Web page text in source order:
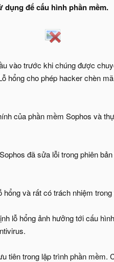
để cấu hình phần mềm.
vào trước khi chúng được
hổng cho phép hacker chèn
của phần mềm Sophos và
đã sửa lỗi trong phiên
và rất có trách nhiệm
lỗ hổng ảnh hưởng tới cấu
tiên trong lập trình phần